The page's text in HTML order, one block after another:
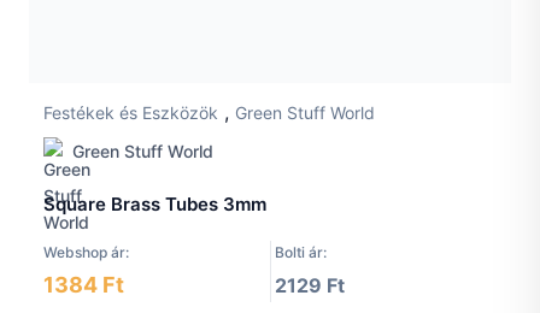
Festékek és Eszközök , Green Stuff World
Green Stuff World
Square Brass Tubes 3mm
Webshop ár: Bolti ár:
1384 Ft 2129 Ft